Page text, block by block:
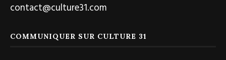
contact@culture31.com
COMMUNIQUER SUR CULTURE 31